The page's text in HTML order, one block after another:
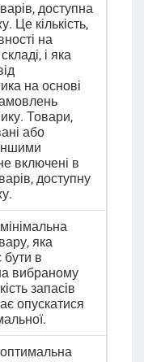
доступна
Це кількість,
на
і яка
на основі
Товари,
або
включені в
доступну
яка
в
вибраному
запасів
опускатися